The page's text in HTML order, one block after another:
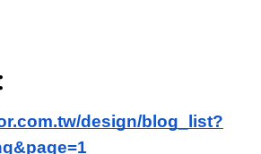
design/blog_list?